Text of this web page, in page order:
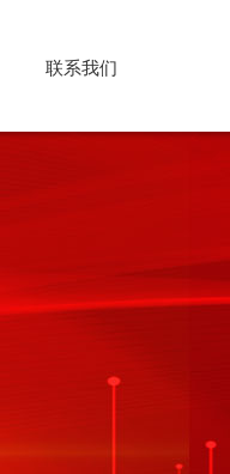
联系我们